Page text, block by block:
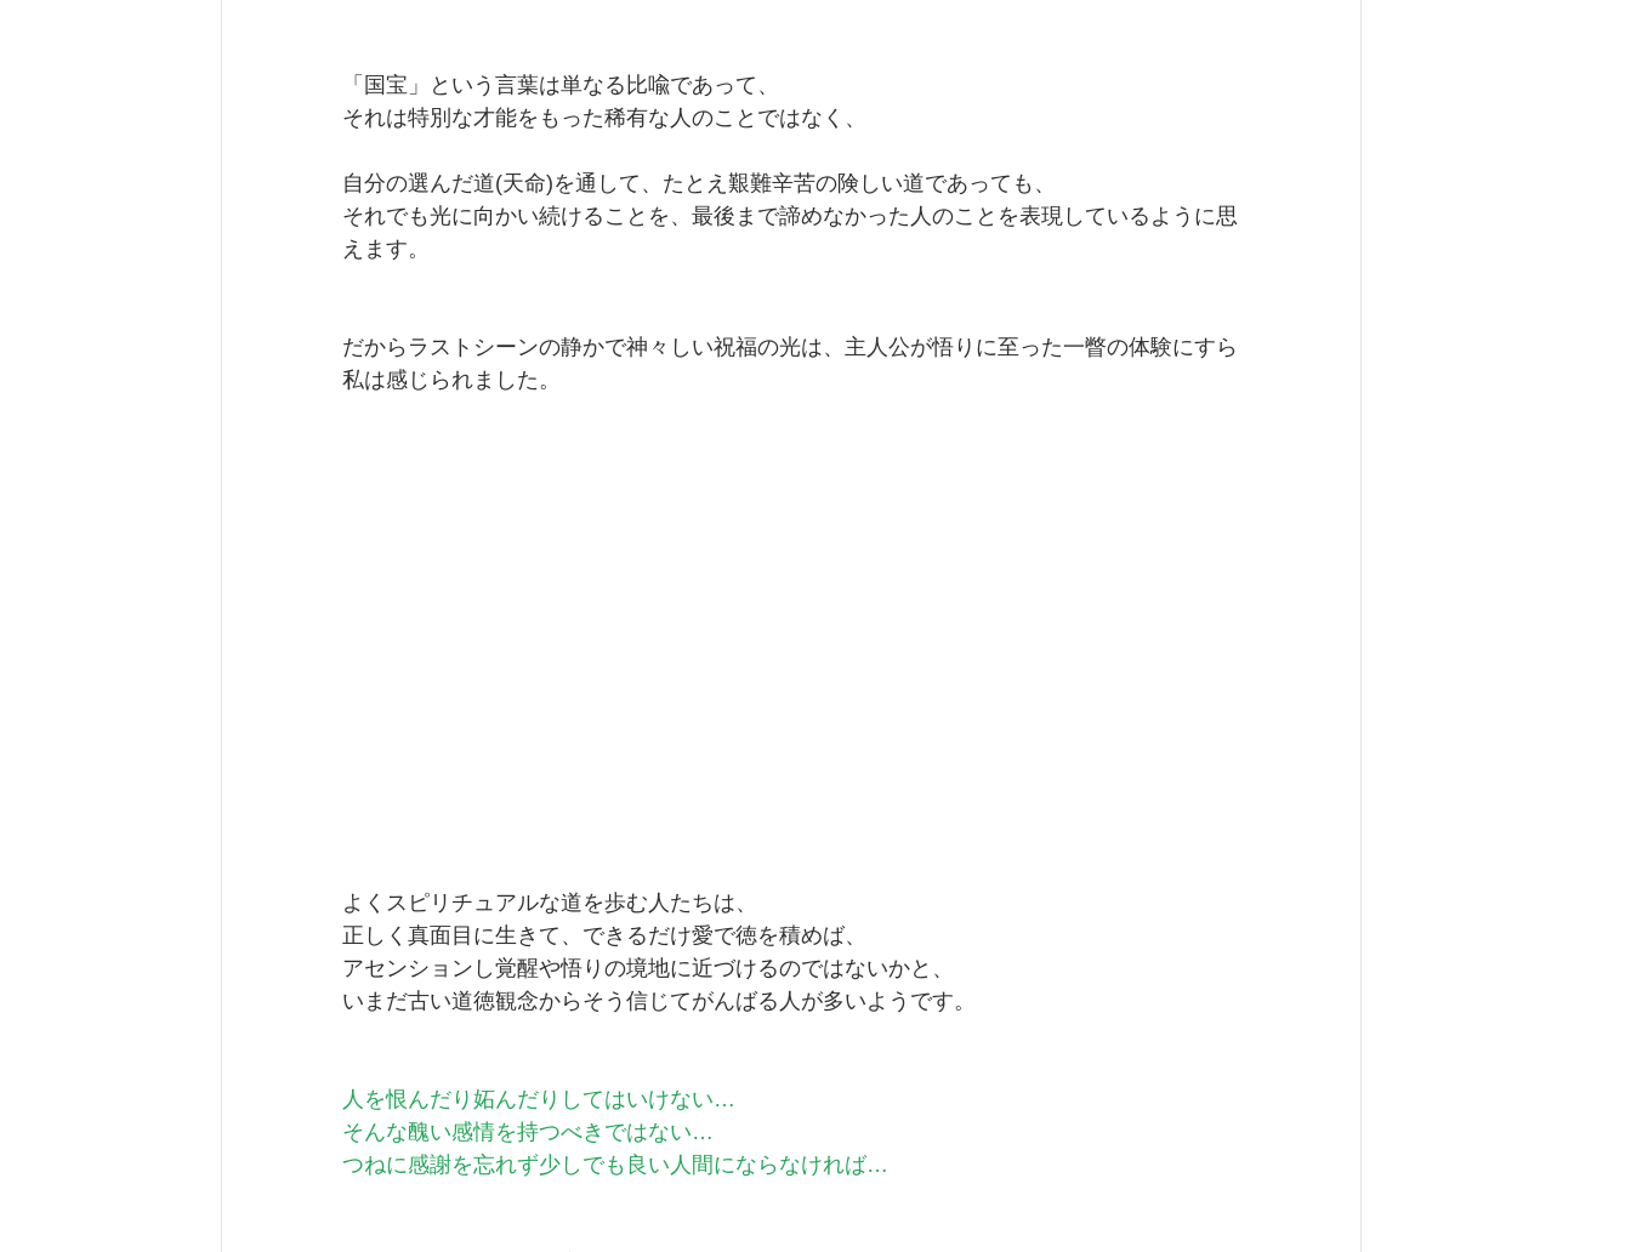
「国宝」という言葉は単なる比喩であって、
それは特別な才能をもった稀有な人のことではなく、
自分の選んだ道(天命)を通して、たとえ艱難辛苦の険しい道であっても、
それでも光に向かい続けることを、最後まで諦めなかった人のことを表現しているように思
えます。
だからラストシーンの静かで神々しい祝福の光は、主人公が悟りに至った一瞥の体験にすら
私は感じられました。
よくスピリチュアルな道を歩む人たちは、
正しく真面目に生きて、できるだけ愛で徳を積めば、
アセンションし覚醒や悟りの境地に近づけるのではないかと、
いまだ古い道徳観念からそう信じてがんばる人が多いようです。
人を恨んだり妬んだりしてはいけない…
そんな醜い感情を持つべきではない…
つねに感謝を忘れず少しでも良い人間にならなければ…